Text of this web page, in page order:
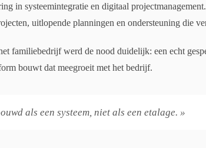
in systeemintegratie en digitaal
uitlopende planningen en ondersteuning die
familiebedrijf werd de nood duidelijk: een echt
bouwt dat meegroeit met het bedrijf.
als een systeem, niet als een etalage. »